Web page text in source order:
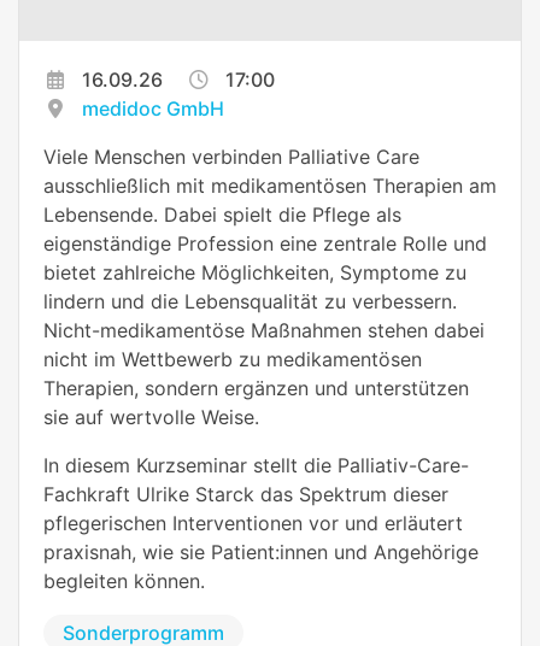
16.09.26
17:00
medidoc GmbH
Viele Menschen verbinden Palliative Care
ausschließlich mit medikamentösen Therapien am
Lebensende. Dabei spielt die Pflege als
eigenständige Profession eine zentrale Rolle und
bietet zahlreiche Möglichkeiten, Symptome zu
lindern und die Lebensqualität zu verbessern.
Nicht-medikamentöse Maßnahmen stehen dabei
nicht im Wettbewerb zu medikamentösen
Therapien, sondern ergänzen und unterstützen
sie auf wertvolle Weise.
In diesem Kurzseminar stellt die Palliativ-Care-
Fachkraft Ulrike Starck das Spektrum dieser
pflegerischen Interventionen vor und erläutert
praxisnah, wie sie Patient:innen und Angehörige
begleiten können.
Sonderprogramm